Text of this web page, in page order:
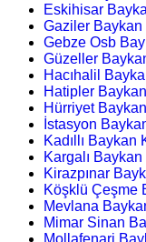
Eskihisar
Gaziler
Gebze Osb
Güzeller
Hacıhalil
Hatipler
Hürriyet
İstasyon
Kadıllı Baykan
Kargalı
Kirazpınar
Köşklü Çeşme
Mevlana
Mimar Sinan
Mollafenari